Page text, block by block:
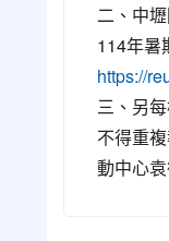
二、中
114年暑
https://
三、另
不得重
動中心